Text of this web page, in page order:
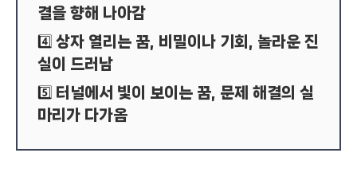
결을 향해 나아감
4️⃣ 상자 열리는 꿈, 비밀이나 기회, 놀라운 진
실이 드러남
5️⃣
터널에서 빛이 보이는 꿈, 문제 해결의 실
마리가 다가옴